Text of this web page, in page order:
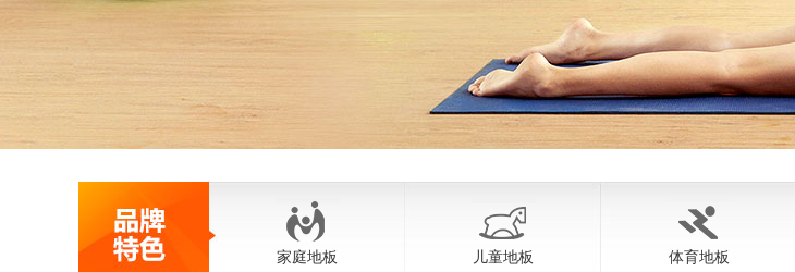
家庭地板 儿童地板 体育地板